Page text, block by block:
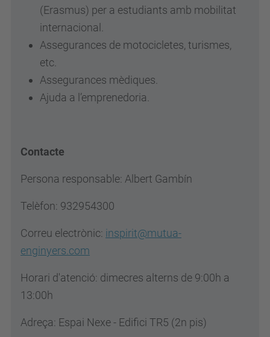
(Erasmus) per a estudiants amb mobilitat
internacional.
Assegurances de motocicletes, turismes,
etc.
Assegurances mèdiques.
Ajuda a l’emprenedoria.
Contacte
Persona responsable: Albert Gambín
Telèfon: 932954300
Correu electrònic: inspirit@mutua-
enginyers.com
Horari d'atenció: dimecres alterns de 9:00h a
13:00h
Adreça: Espai Nexe - Edifici TR5 (2n pis)